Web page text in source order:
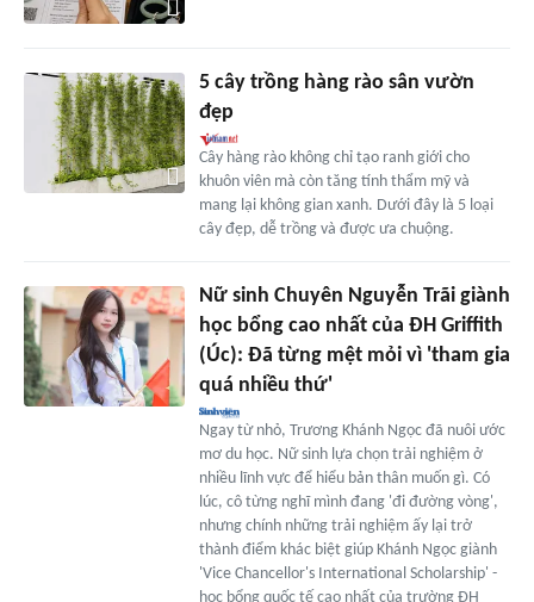
5 cây trồng hàng rào sân vườn
đẹp
Cây hàng rào không chỉ tạo ranh giới cho
khuôn viên mà còn tăng tính thẩm mỹ và
mang lại không gian xanh. Dưới đây là 5 loại
cây đẹp, dễ trồng và được ưa chuộng.
Nữ sinh Chuyên Nguyễn Trãi giành
học bổng cao nhất của ĐH Griffith
(Úc): Đã từng mệt mỏi vì 'tham gia
quá nhiều thứ'
Ngay từ nhỏ, Trương Khánh Ngọc đã nuôi ước
mơ du học. Nữ sinh lựa chọn trải nghiệm ở
nhiều lĩnh vực để hiểu bản thân muốn gì. Có
lúc, cô từng nghĩ mình đang 'đi đường vòng',
nhưng chính những trải nghiệm ấy lại trở
thành điểm khác biệt giúp Khánh Ngọc giành
'Vice Chancellor's International Scholarship' -
học bổng quốc tế cao nhất của trường ĐH